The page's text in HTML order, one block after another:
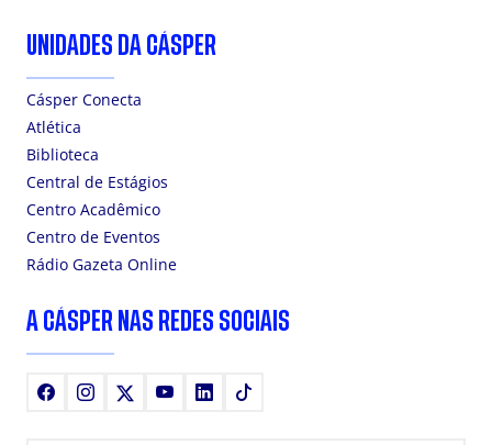
UNIDADES DA CÁSPER
Cásper Conecta
Atlética
Biblioteca
Central de Estágios
Centro Acadêmico
Centro de Eventos
Rádio Gazeta Online
A CÁSPER NAS REDES SOCIAIS
FacebookInstagram YoutubeLinkedIn